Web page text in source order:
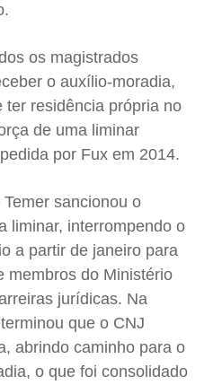
os magistrados
o auxílio-moradia,
ter residência própria no
de uma liminar
por Fux em 2014.
sancionou o
liminar, interrompendo o
a partir de janeiro para
membros do Ministério
jurídicas. Na
que o CNJ
abrindo caminho para o
o que foi consolidado